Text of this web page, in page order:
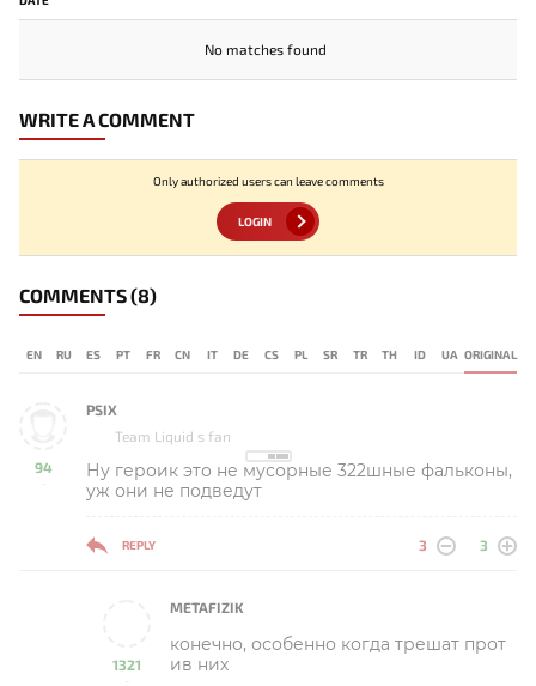
No matches found
WRITE A COMMENT
Only authorized users can leave comments
LOGIN
COMMENTS(8)
EN RU ES PT FR CN IT DE CS PL SR TR TH ID UA ORIGINAL
94
-
PSIX
Team Liquid s fan
Ну героик это не мусорные 322шные фальконы,
уж они не подведут
REPLY 3 3
1321
-
METAFIZIK
конечно, особенно когда трешат прот
ив них